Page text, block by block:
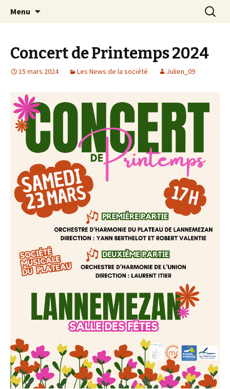
Société Musicale du
Lannemezan
Menu
Concert de Printemps 2024
15 mars 2024 Les News de la société Julien_09